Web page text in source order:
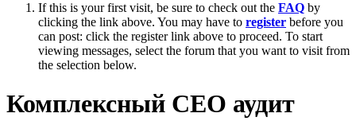
If this is your first visit, be sure to check out the FAQ by
clicking the link above. You may have to register before you
can post: click the register link above to proceed. To start
viewing messages, select the forum that you want to visit from
the selection below.
Комплексный СЕО аудит